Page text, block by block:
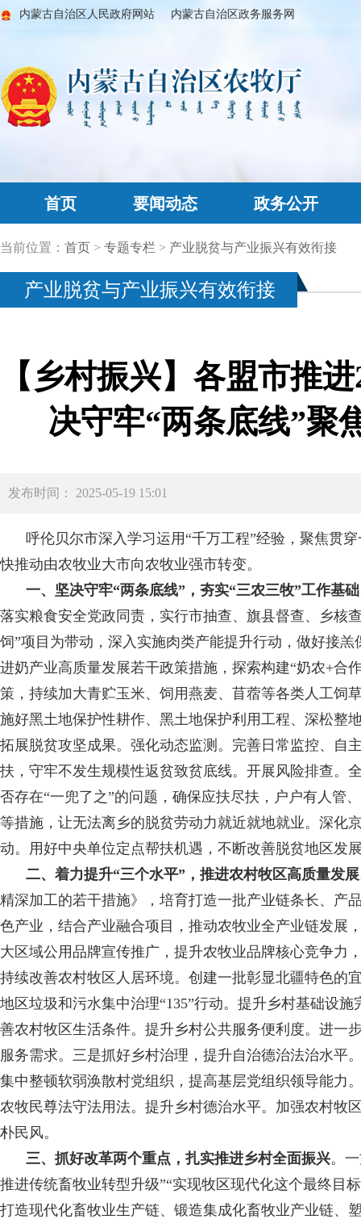
内蒙古自治区人民政府网站 内蒙古自治区政务服务网
首页 要闻动态 政务公开
当前位置： 首页 > 专题专栏 > 产业脱贫与产业振兴有效衔接
产业脱贫与产业振兴有效衔接
【乡村振兴】各盟市推
决守牢“两条底线”聚
发布时间： 2025-05-19 15:01
呼伦贝尔市深入学习运用“千万工程”经验，聚焦贯
快推动由农牧业大市向农牧业强市转变。
一、坚决守牢“两条底线”，夯实“三农三牧”工作基
落实粮食安全党政同责，实行市抽查、旗县督查、乡核
饲”项目为带动，深入实施肉类产能提升行动，做好接
进奶产业高质量发展若干政策措施，探索构建“奶农+合
策，持续加大青贮玉米、饲用燕麦、苜蓿等各类人工饲
施好黑土地保护性耕作、黑土地保护利用工程、深松整
拓展脱贫攻坚成果。强化动态监测。完善日常监控、自
扶，守牢不发生规模性返贫致贫底线。开展风险排查。
否存在“一兜了之”的问题，确保应扶尽扶，户户有人管
等措施，让无法离乡的脱贫劳动力就近就地就业。深化
动。用好中央单位定点帮扶机遇，不断改善脱贫地区发
二、着力提升“三个水平”，推进农村牧区高质量发
精深加工的若干措施》，培育打造一批产业链条长、产
色产业，结合产业融合项目，推动农牧业全产业链发展
大区域公用品牌宣传推广，提升农牧业品牌核心竞争力
持续改善农村牧区人居环境。创建一批彰显北疆特色的
地区垃圾和污水集中治理“135”行动。提升乡村基础设
善农村牧区生活条件。提升乡村公共服务便利度。进一
服务需求。三是抓好乡村治理，提升自治德治法治水平
集中整顿软弱涣散村党组织，提高基层党组织领导能力
农牧民尊法守法用法。提升乡村德治水平。加强农村牧
朴民风。
三、抓好改革两个重点， 扎实推进乡村全面振兴。
推进传统畜牧业转型升级”“实现牧区现代化这个最终目
打造现代化畜牧业生产链、锻造集成化畜牧业产业链、